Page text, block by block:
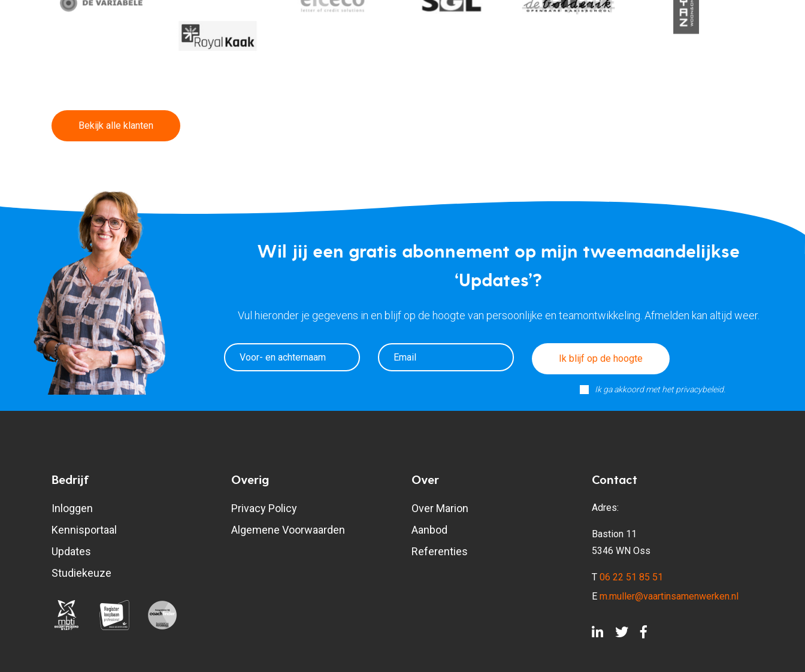
Bekijk alle klanten
Wil jij een gratis abonnement op mijn tweemaandelijkse
‘Updates’?
Vul hieronder je gegevens in en blijf op de hoogte van persoonlijke en teamontwikkeling. Afmelden kan altijd weer.
Ik ga akkoord met het privacybeleid.
Ik blijf op de hoogte
Bedrijf
Inloggen
Kennisportaal
Updates
Studiekeuze
Overig
Privacy Policy
Algemene Voorwaarden
Over
Over Marion
Aanbod
Referenties
Contact
Adres:
Bastion 11
5346 WN Oss
T 06 22 51 85 51
E m.muller@vaartinsamenwerken.nl